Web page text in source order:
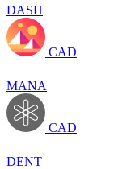
DASH
CAD
MANA
CAD
DENT